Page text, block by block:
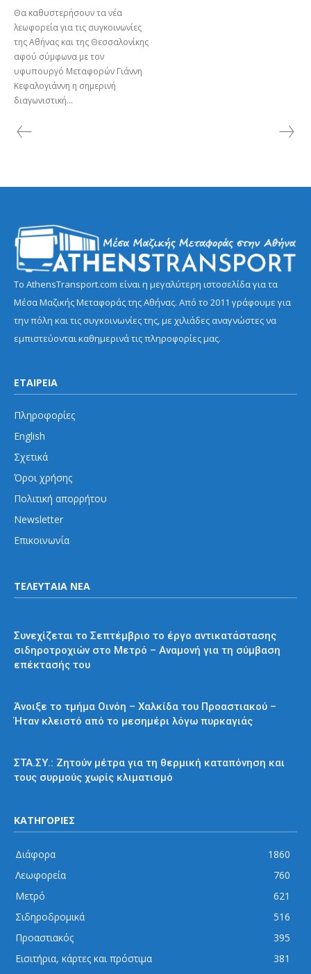
Θα καθυστερήσουν τα νέα
λεωφορεία για τις συγκοινωνίες
της Αθήνας και της Θεσσαλονίκης
αφού σύμφωνα με τον
υφυπουργό Μεταφορών Γιάννη
Κεφαλογιάννη η σημερινή
διαγωνιστική...
Το AthensTransport.com είναι η μεγαλύτερη ιστοσελίδα για τα
Μέσα Μαζικής Μεταφοράς της Αθήνας. Από το 2011 γράφουμε για
την πόλη και τις συγκοινωνίες της, με χιλιάδες αναγνώστες να
εμπιστεύονται καθημερινά τις πληροφορίες μας.
ΕΤΑΙΡΕΙΑ
Πληροφορίες
English
Σχετικά
Όροι χρήσης
Πολιτική απορρήτου
Newsletter
Επικοινωνία
ΤΕΛΕΥΤΑΙΑ ΝΕΑ
Συνεχίζεται το Σεπτέμβριο το έργο αντικατάστασης
σιδηροτροχιών στο Μετρό – Αναμονή για τη σύμβαση
επέκτασής του
Άνοιξε το τμήμα Οινόη – Χαλκίδα του Προαστιακού –
Ήταν κλειστό από το μεσημέρι λόγω πυρκαγιάς
ΣΤΑ.ΣΥ.: Ζητούν μέτρα για τη θερμική καταπόνηση και
τους συρμούς χωρίς κλιματισμό
ΚΑΤΗΓΟΡΙΕΣ
Διάφορα
1860
Λεωφορεία
760
Μετρό
621
Σιδηροδρομικά
516
Προαστιακός
395
Εισιτήρια, κάρτες και πρόστιμα
381